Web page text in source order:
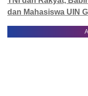
dan Mahasiswa UIN